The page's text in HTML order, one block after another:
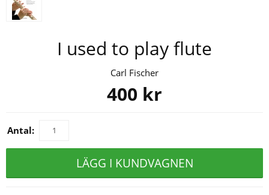
I used to play flute
Carl Fischer
400 kr
Antal:
LÄGG I KUNDVAGNEN